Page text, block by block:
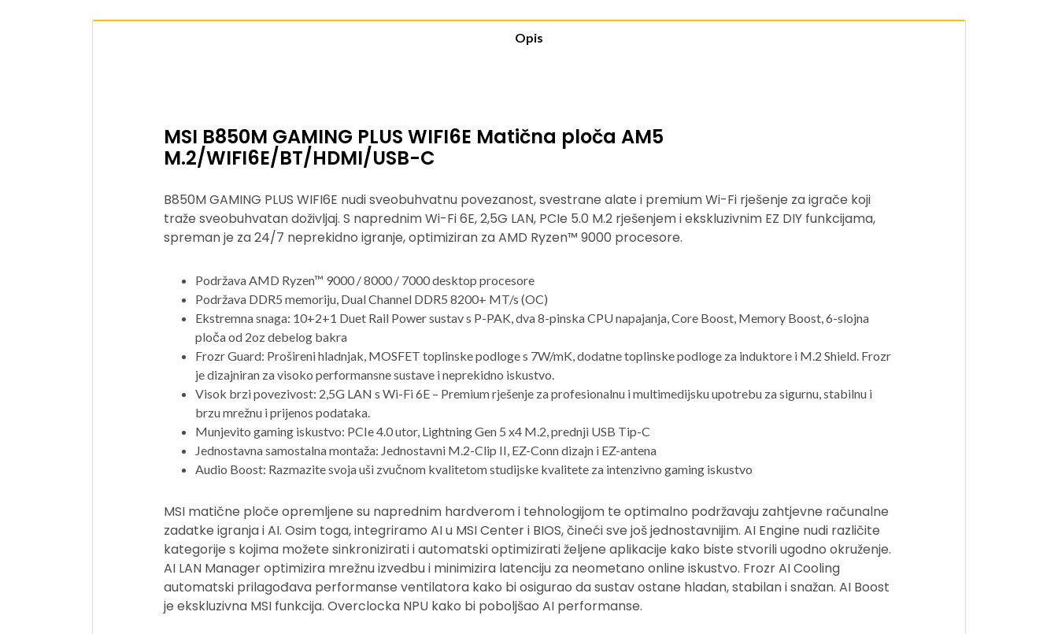
Opis
MSI B850M GAMING PLUS WIFI6E Matična ploča AM5
M.2/WIFI6E/BT/HDMI/USB-C
B850M GAMING PLUS WIFI6E nudi sveobuhvatnu povezanost, svestrane alate i premium Wi-Fi rješenje za igrače koji
traže sveobuhvatan doživljaj. S naprednim Wi-Fi 6E, 2,5G LAN, PCIe 5.0 M.2 rješenjem i ekskluzivnim EZ DIY funkcijama,
spreman je za 24/7 neprekidno igranje, optimiziran za AMD Ryzen™ 9000 procesore.
Podržava AMD Ryzen™ 9000 / 8000 / 7000 desktop procesore
Podržava DDR5 memoriju, Dual Channel DDR5 8200+ MT/s (OC)
Ekstremna snaga: 10+2+1 Duet Rail Power sustav s P-PAK, dva 8-pinska CPU napajanja, Core Boost, Memory Boost, 6-slojna
ploča od 2oz debelog bakra
Frozr Guard: Prošireni hladnjak, MOSFET toplinske podloge s 7W/mK, dodatne toplinske podloge za induktore i M.2 Shield. Frozr
je dizajniran za visoko performansne sustave i neprekidno iskustvo.
Visok brzi povezivost: 2,5G LAN s Wi-Fi 6E – Premium rješenje za profesionalnu i multimedijsku upotrebu za sigurnu, stabilnu i
brzu mrežnu i prijenos podataka.
Munjevito gaming iskustvo: PCIe 4.0 utor, Lightning Gen 5 x4 M.2, prednji USB Tip-C
Jednostavna samostalna montaža: Jednostavni M.2-Clip II, EZ-Conn dizajn i EZ-antena
Audio Boost: Razmazite svoja uši zvučnom kvalitetom studijske kvalitete za intenzivno gaming iskustvo
MSI matične ploče opremljene su naprednim hardverom i tehnologijom te optimalno podržavaju zahtjevne računalne
zadatke igranja i AI. Osim toga, integriramo AI u MSI Center i BIOS, čineći sve još jednostavnijim. AI Engine nudi različite
kategorije s kojima možete sinkronizirati i automatski optimizirati željene aplikacije kako biste stvorili ugodno okruženje.
AI LAN Manager optimizira mrežnu izvedbu i minimizira latenciju za neometano online iskustvo. Frozr AI Cooling
automatski prilagođava performanse ventilatora kako bi osigurao da sustav ostane hladan, stabilan i snažan. AI Boost
je ekskluzivna MSI funkcija. Overclocka NPU kako bi poboljšao AI performanse.